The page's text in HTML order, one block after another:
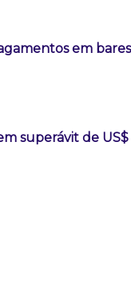
em
superávit de